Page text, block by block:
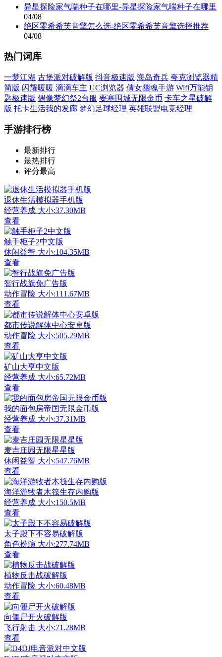
异星探险家气喘种子在哪里-异星探险家气喘种子在哪里
04/08
绝区零希希芙音擎怎么选-绝区零希希芙音擎选择推荐
04/08
热门词库
一梦江湖 古堡派对破解版 抖音极速版 海岛奇兵 夸克浏览器精
简版 闪耀暖暖 滴滴车主 UC浏览器 倩女幽魂手游 Wifi万能钥
匙极速版 偶像梦幻祭2台服 要塞围城无限金币 卡车之星破解
版 托卡生活我的发廊 梦幻足球经理 英雄联盟电竞经理
手游排行榜
最新排行
最热排行
评分最高
退休生活模拟器手机版
经营养成 大小:37.30MB
查看
触手柜子2中文版
休闲益智 大小:104.35MB
查看
智行战旗免广告版
动作冒险 大小:111.67MB
查看
都市传说解体中心安卓版
动作冒险 大小:505.29MB
查看
矿山大亨中文版
经营养成 大小:65.72MB
查看
我的面包房帝国无限金币版
经营养成 大小:37.31MB
查看
麦吉庄园无限星星版
休闲益智 大小:547.76MB
查看
海洋游牧者木筏生存内购版
经营养成 大小:150.5MB
查看
太子殿下不容易破解版
角色扮演 大小:277.74MB
查看
植物反击战破解版
动作冒险 大小:60.48MB
查看
向僵尸开火破解版
飞行射击 大小:71.28MB
查看